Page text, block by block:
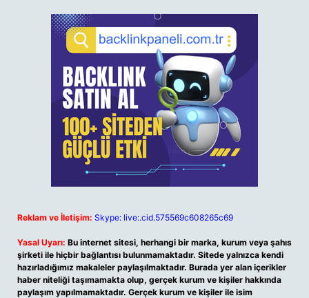
Reklam ve İletişim: Skype: live:.cid.575569c608265c69
Yasal Uyarı: Bu internet sitesi, herhangi bir marka, kurum veya şahıs
şirketi ile hiçbir bağlantısı bulunmamaktadır. Sitede yalnızca kendi
hazırladığımız makaleler paylaşılmaktadır. Burada yer alan içerikler
haber niteliği taşımamakta olup, gerçek kurum ve kişiler hakkında
paylaşım yapılmamaktadır. Gerçek kurum ve kişiler ile isim